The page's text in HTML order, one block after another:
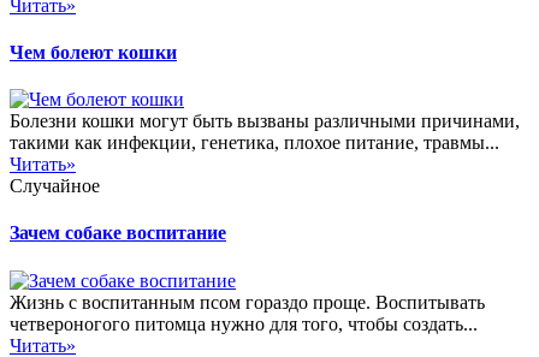
Читать»
Чем болеют кошки
Болезни кошки могут быть вызваны различными причинами,
такими как инфекции, генетика, плохое питание, травмы...
Читать»
Случайное
Зачем собаке воспитание
Жизнь с воспитанным псом гораздо проще. Воспитывать
четвероногого питомца нужно для того, чтобы создать...
Читать»